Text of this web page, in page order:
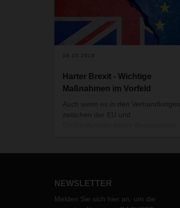
16.10.2019
Harter Brexit - Wichtige
Maßnahmen im Vorfeld
Auch wenn es in den Verhandlungen
zwischen der EU und
NEWSLETTER
Melden Sie sich hier an, um die